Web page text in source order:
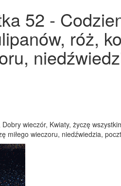
52 -
róż,
wieczór, Kwiaty, życzę
miłego wieczoru, niedźwiedzia,